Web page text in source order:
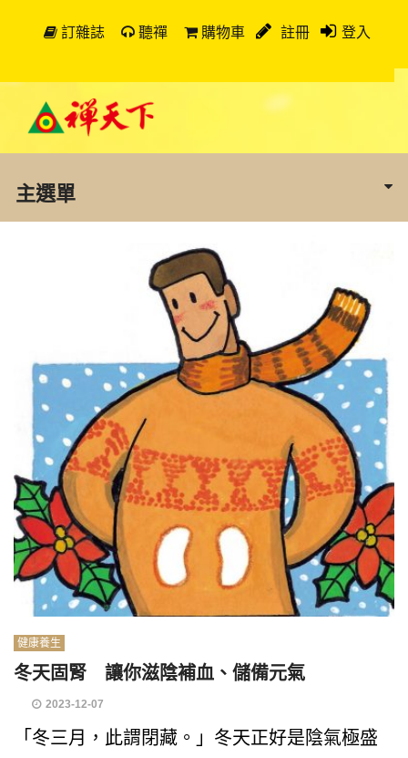
訂雜誌 聽禪 購物車 註冊 登入
主選單
健康養生
冬天固腎 讓你滋陰補血、儲備元氣
2023-12-07
「冬三月，此謂閉藏。」冬天正好是陰氣極盛